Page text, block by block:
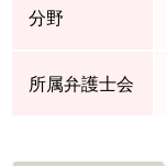
分野
所属弁護士会